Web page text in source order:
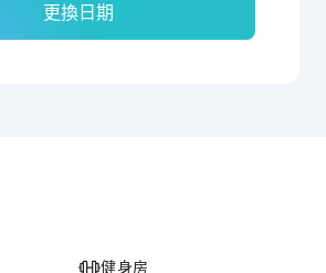
更換日期
健身房